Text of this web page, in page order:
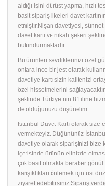
aldığı işini dürüst yapma, hızlı
basit sipariş ilkeleri davet
etmiştır.Nişan davetiyesi,
davet kartı ve nikah şekeri
bulundurmaktadır.
Bu ürünleri sevdiklerinizi özel
onlara ince bir jest olarak
davetiye kartı sizin kalitenizi
özel hissetmelerini
şeklinde Türkiye’nin 81 iline
de olduğunuzu düşünelim.
İstanbul Davet Kartı olarak size
vermekteyiz. Düğününüz
davetiye olarak siparişinizi bize
içerisinde ürünün elinizde
çok basit olmakla beraber gönül
karışıklıkları önlemek için üst
ziyaret edebilirsiniz.Sipariş